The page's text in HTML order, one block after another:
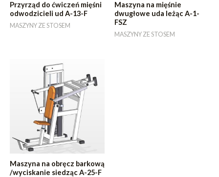
Przyrząd do ćwiczeń mięśni
odwodzicieli ud A-13-F
MASZYNY ZE STOSEM
Maszyna na mięśnie
dwugłowe uda leżąc A-1-
FSZ
MASZYNY ZE STOSEM
Maszyna na obręcz barkową
/wyciskanie siedząc A-25-F